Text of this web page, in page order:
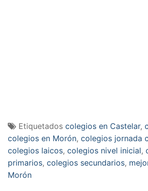
Etiquetados colegios en Castelar,
colegios en Morón, colegios jornada
colegios laicos, colegios nivel inicial,
primarios, colegios secundarios,
Morón